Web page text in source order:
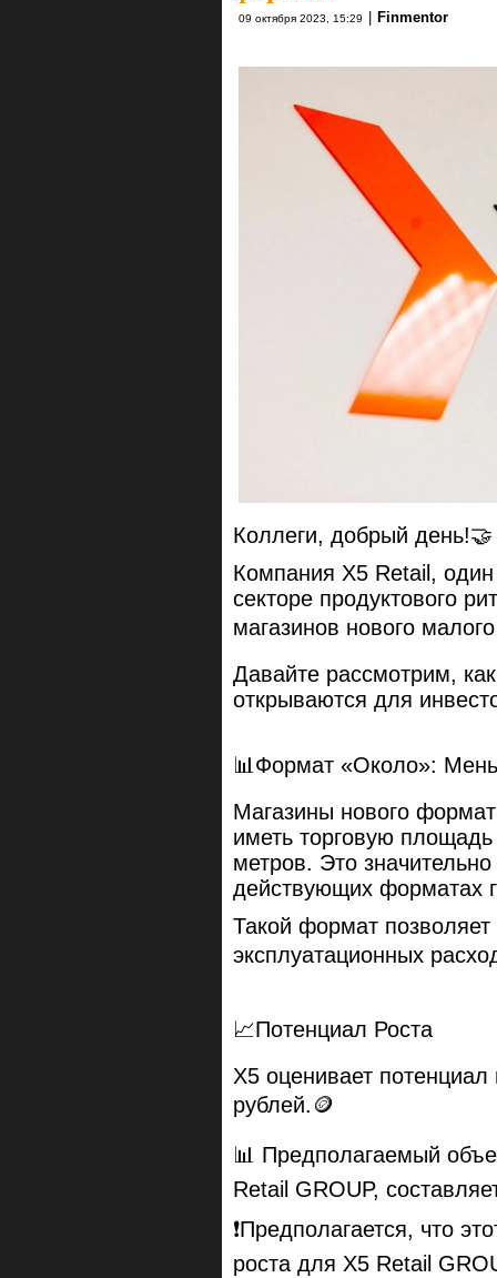
09 октября 2023, 15:29 Finmentor
Коллеги, добрый день!🤝
Компания X5 Retail,
секторе продуктового
магазинов нового
Давайте рассмотрим,
открываются для
📊Формат «Около»:
Магазины нового
иметь торговую
метров. Это
действующих форматах
Такой формат
эксплуатационных
📈Потенциал Роста
X5 оценивает
рублей.🪙
📊 Предполагаемый
Retail GROUP,
❗️Предполагается, что
роста для X5 Retail